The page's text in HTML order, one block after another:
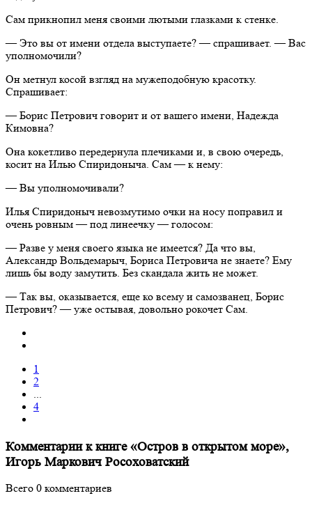
Сам прикнопил меня своими лютыми глазками к стенке.
— Это вы от имени отдела выступаете? — спрашивает. — Вас
уполномочили?
Он метнул косой взгляд на мужеподобную красотку.
Спрашивает:
— Борис Петрович говорит и от вашего имени, Надежда
Кимовна?
Она кокетливо передернула плечиками и, в свою очередь,
косит на Илью Спиридоныча. Сам — к нему:
— Вы уполномочивали?
Илья Спиридоныч невозмутимо очки на носу поправил и
очень ровным — под линеечку — голосом:
— Разве у меня своего языка не имеется? Да что вы,
Александр Вольдемарыч, Бориса Петровича не знаете? Ему
лишь бы воду замутить. Без скандала жить не может.
— Так вы, оказывается, еще ко всему и самозванец, Борис
Петрович? — уже остывая, довольно рокочет Сам.
1
2
4
Комментарии к книге «Остров в открытом море»,
Игорь Маркович Росоховатский
Всего 0 комментариев